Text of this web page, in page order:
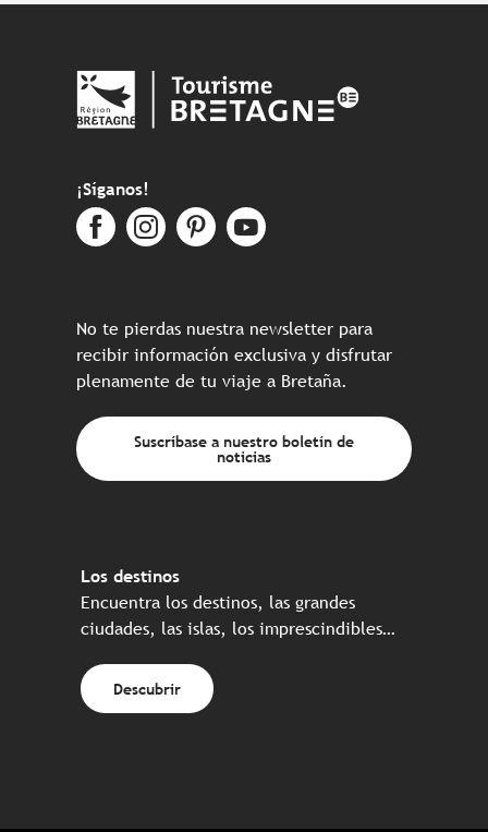
¡Síganos!
No te pierdas nuestra newsletter para
recibir información exclusiva y disfrutar
plenamente de tu viaje a Bretaña.
Suscríbase a nuestro boletín de
noticias
Los destinos
Encuentra los destinos, las grandes
ciudades, las islas, los imprescindibles…
Descubrir